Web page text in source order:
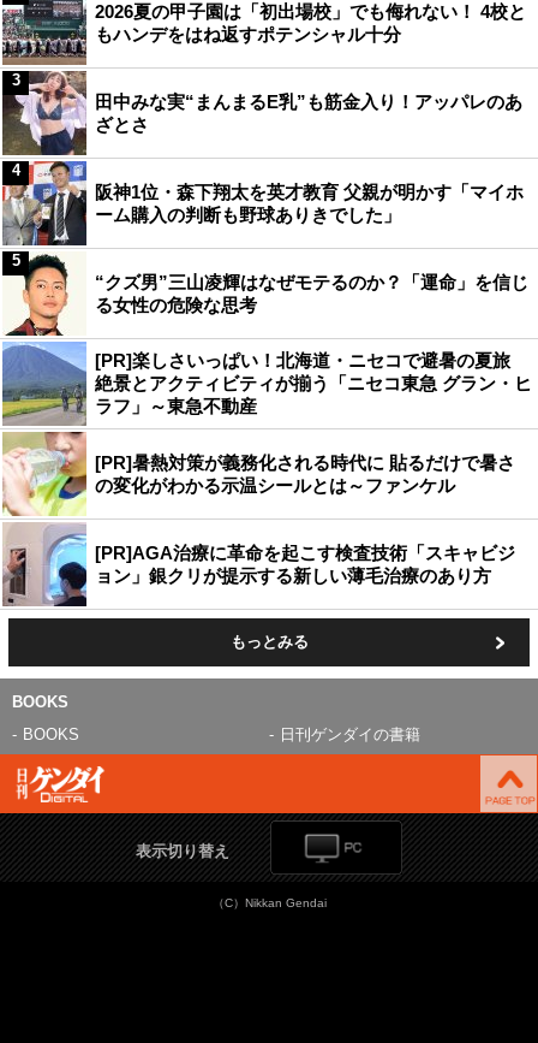
2026夏の甲子園は「初出場校」でも侮れない！ 4校と
もハンデをはね返すポテンシャル十分
田中みな実“まんまるE乳”も筋金入り！アッパレのあ
ざとさ
3
阪神1位・森下翔太を英才教育 父親が明かす「マイホ
ーム購入の判断も野球ありきでした」
4
“クズ男”三山凌輝はなぜモテるのか？「運命」を信じ
る女性の危険な思考
5
[PR]楽しさいっぱい！北海道・ニセコで避暑の夏旅
絶景とアクティビティが揃う「ニセコ東急 グラン・ヒ
ラフ」～東急不動産
[PR]暑熱対策が義務化される時代に 貼るだけで暑さ
の変化がわかる示温シールとは～ファンケル
[PR]AGA治療に革命を起こす検査技術「スキャビジ
ョン」銀クリが提示する新しい薄毛治療のあり方
もっとみる
BOOKS
BOOKS
日刊ゲンダイの書籍
表示切り替え
（C）Nikkan Gendai